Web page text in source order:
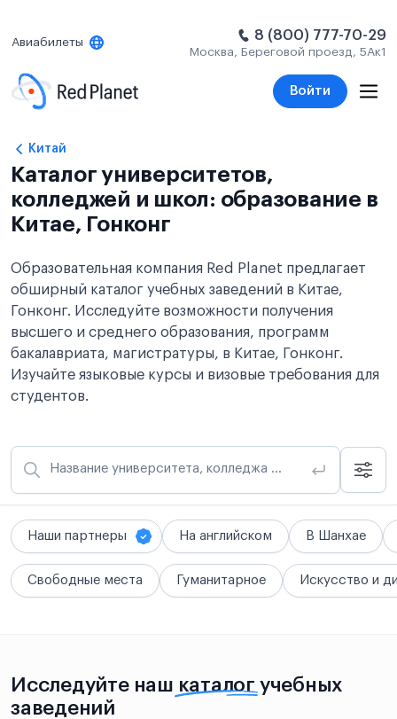
Авиабилеты 8 (800) 777-70-29
Москва, Береговой проезд, 5Ак1
Войти
Китай
Каталог университетов,
колледжей и школ: образование в
Китае, Гонконг
Образовательная компания Red Planet предлагает
обширный каталог учебных заведений в Китае,
Гонконг. Исследуйте возможности получения
высшего и среднего образования, программ
бакалавриата, магистратуры, в Китае, Гонконг.
Изучайте языковые курсы и визовые требования для
студентов.
Название университета, колледжа или школы
Наши партнеры На английском В Шанхае
Свободные места Гуманитарное Искусство и
Исследуйте наш каталог учебных
заведений